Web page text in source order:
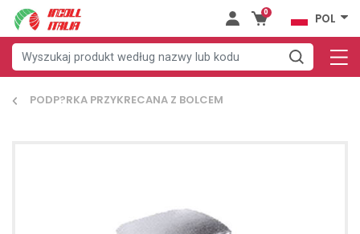
0 POL
PODP?RKA PRZYKRECANA Z BOLCEM